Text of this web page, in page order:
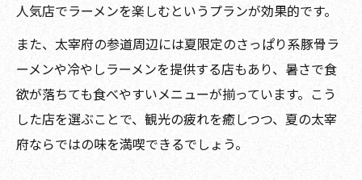
人気店でラーメンを楽しむというプランが効果的です。
また、太宰府の参道周辺には夏限定のさっぱり系豚骨ラ
ーメンや冷やしラーメンを提供する店もあり、暑さで食
欲が落ちても食べやすいメニューが揃っています。こう
した店を選ぶことで、観光の疲れを癒しつつ、夏の太宰
府ならではの味を満喫できるでしょう。